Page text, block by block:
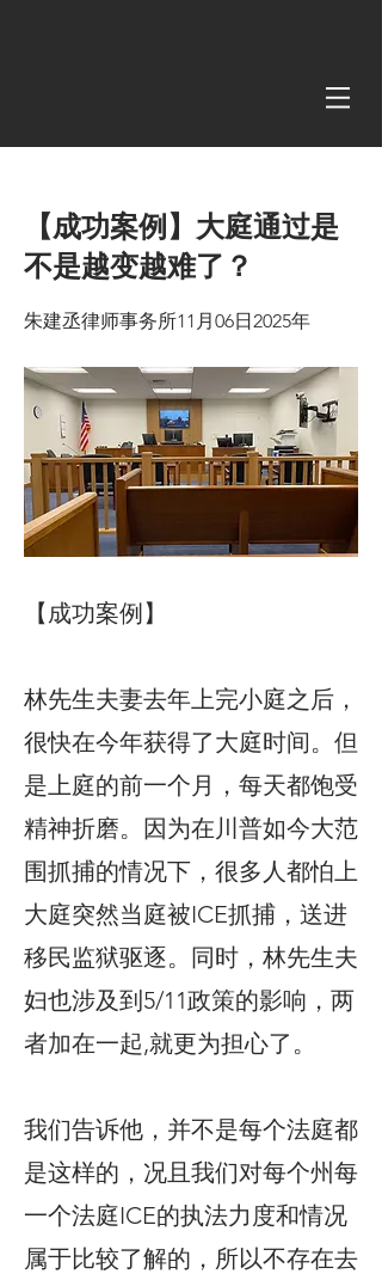
【成功案例】大庭通过是
不是越变越难了？
朱建丞律师事务所11月06日2025年
【成功案例】
林先生夫妻去年上完小庭之后，
很快在今年获得了大庭时间。但
是上庭的前一个月，每天都饱受
精神折磨。因为在川普如今大范
围抓捕的情况下，很多人都怕上
大庭突然当庭被ICE抓捕，送进
移民监狱驱逐。同时，林先生夫
妇也涉及到5/11政策的影响，两
者加在一起,就更为担心了。
我们告诉他，并不是每个法庭都
是这样的，况且我们对每个州每
一个法庭ICE的执法力度和情况
属于比较了解的，所以不存在去